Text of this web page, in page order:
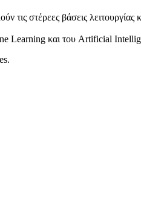
στέρεες βάσεις
Learning και του Artificial